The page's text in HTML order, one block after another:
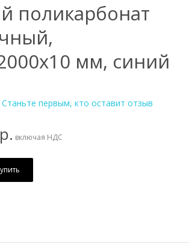
поликарбонат
мм, синий
Станьте первым, кто оставит отзыв
включая НДС